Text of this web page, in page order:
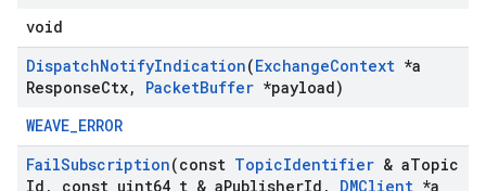
void
DispatchNotifyIndication(ExchangeContext *a
ResponseCtx, PacketBuffer *payload)
WEAVE_ERROR
FailSubscription(const TopicIdentifier & aTopic
Id , const uint64 t & aPublisherId , DMClient *a